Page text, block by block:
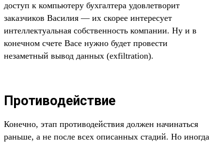
доступ к компьютеру бухгалтера удовлетворит
заказчиков Василия — их скорее интересует
интеллектуальная собственность компании. Ну и в
конечном счете Васе нужно будет провести
незаметный вывод данных (exfiltration).
Противодействие
Конечно, этап противодействия должен начинаться
раньше, а не после всех описанных стадий. Но иногда